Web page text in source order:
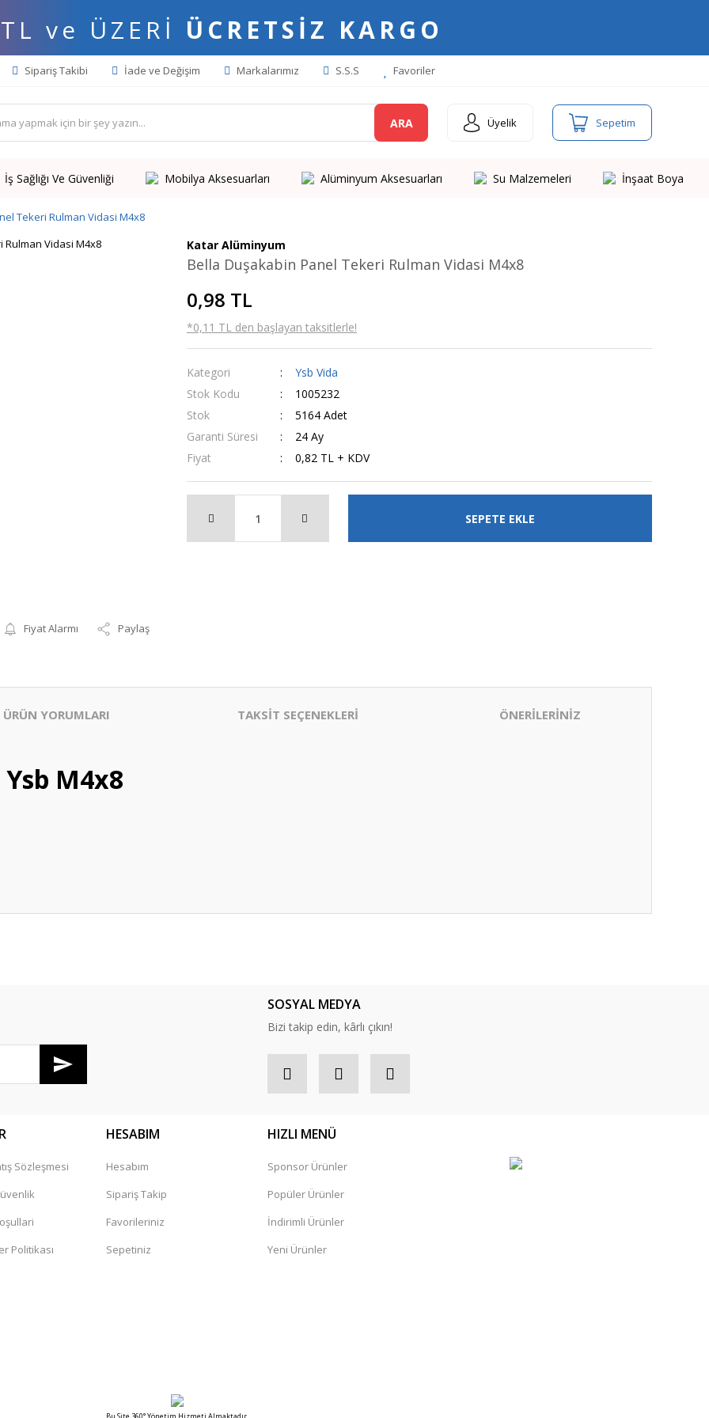
ve ÜZERİ ÜCRETSİZ KARGO
Sipariş Takibi İade ve Değişim Markalarımız S.S.S Favoriler
ARA Üyelik Sepetim
İş Sağlığı Ve Güvenliği Mobilya Aksesuarları Alüminyum Aksesuarları Su Malzemeleri İnşaat Boya
Tekeri Rulman Vidasi M4x8
Fiyat Alarmı Paylaş
Katar Alüminyum
Bella Duşakabin Panel Tekeri Rulman Vidasi M4x8
0,98 TL
*0,11 TL den başlayan taksitlerle!
Kategori
Ysb Vida
Stok Kodu
1005232
Stok
5164 Adet
Garanti Süresi
24 Ay
Fiyat
0,82 TL + KDV
SEPETE EKLE
ÜRÜN YORUMLARI TAKSİT SEÇENEKLERİ ÖNERİLERİNİZ
M4x8
SOSYAL MEDYA
Bizi takip edin, kârlı çıkın!
Sözleşmesi
Politikası
HESABIM
Hesabım
Sipariş Takip
Favorileriniz
Sepetiniz
HIZLI MENÜ
Sponsor Ürünler
Popüler Ürünler
İndirimli Ürünler
Yeni Ürünler